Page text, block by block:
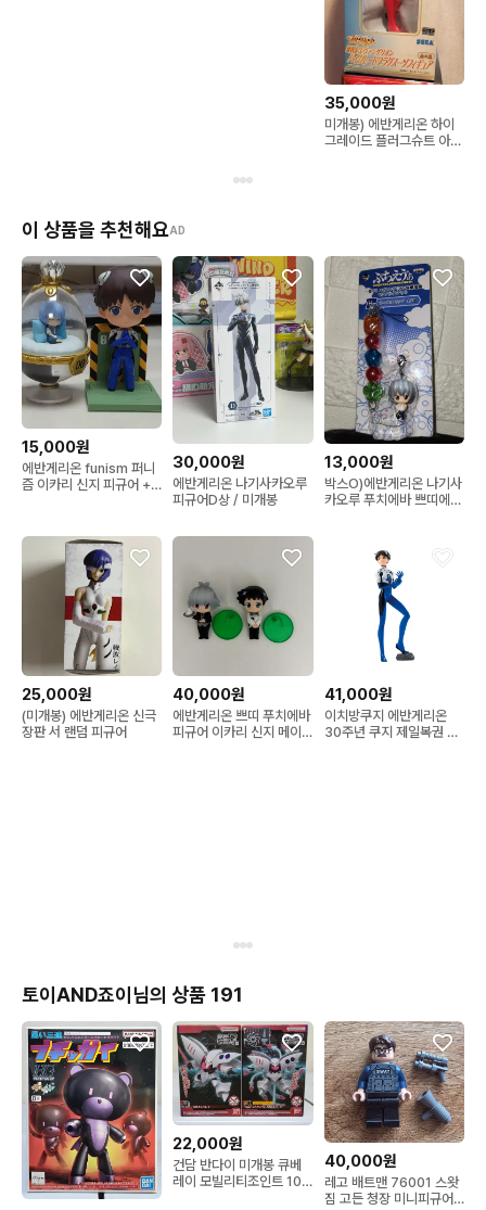
35,000원
미개봉) 에반게리온 하이
그레이드 플러그슈트 아스
이 상품을 추천해요AD
15,000원
에반게리온 funism 퍼니
즘 이카리 신지 피규어 +
30,000원
에반게리온 나기사카오루
피규어D상 / 미개봉
13,000원
박스O)에반게리온 나기사
카오루 푸치에바 쁘띠에바
25,000원
(미개봉) 에반게리온 신극
장판 서 랜덤 피규어
40,000원
에반게리온 쁘띠 푸치에바
피규어 이카리 신지 메이
41,000원
이치방쿠지 에반게리온
30주년 쿠지 제일복권 이
토이AND죠이님의 상품 191
22,000원
건담 반다이 미개봉 큐베
레이 모빌리티조인트 10
40,000원
레고 배트맨 76001 스왓
짐 고든 청장 미니피규어